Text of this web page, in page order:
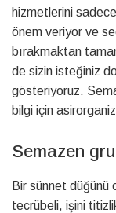
hizmetlerini
önem veriyor ve
bırakmaktan
de sizin isteğiniz
gösteriyoruz.
bilgi için
Semazen
Bir sünnet
tecrübeli, işini